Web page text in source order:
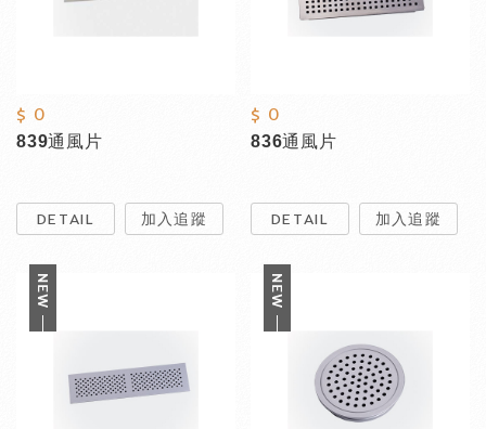
$ 0
839通風片
DETAIL 加入追蹤
$ 0
836通風片
DETAIL 加入追蹤